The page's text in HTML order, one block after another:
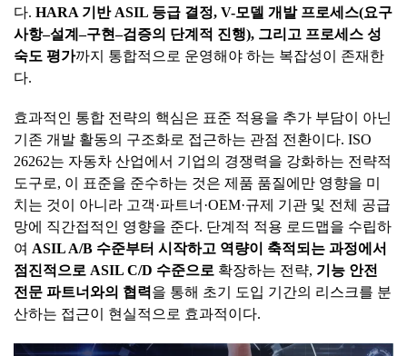
다. HARA 기반ASIL 등급 결정, V-모델 개발 프로세스(요구
사항–설계–구현–검증의 단계적 진행), 그리고 프로세스 성
숙도 평가까지 통합적으로 운영해야 하는 복잡성이 존재한
다.
효과적인 통합 전략의 핵심은 표준 적용을 추가 부담이 아닌
기존 개발 활동의 구조화로 접근하는 관점 전환이다. ISO
26262는 자동차 산업에서 기업의 경쟁력을 강화하는 전략적
도구로, 이 표준을 준수하는 것은 제품 품질에만 영향을 미
치는 것이 아니라 고객·파트너·OEM·규제 기관 및 전체 공급
망에 직간접적인 영향을 준다. 단계적 적용 로드맵을 수립하
여 ASIL A/B 수준부터 시작하고 역량이 축적되는 과정에서
점진적으로 ASIL C/D 수준으로 확장하는 전략, 기능 안전
전문 파트너와의 협력을 통해 초기 도입 기간의 리스크를 분
산하는 접근이 현실적으로 효과적이다.